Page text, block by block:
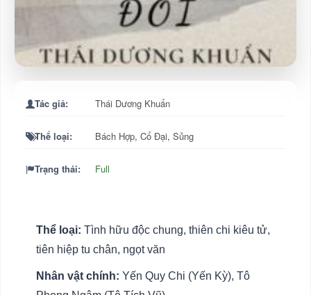
Tác giả: Thái Dương Khuẩn
Thể loại: Bách Hợp, Cổ Đại, Sủng
Trạng thái: Full
Thể loại: Tình hữu độc chung, thiên chi kiêu tử,
tiên hiệp tu chân, ngọt văn
Nhân vật chính: Yến Quy Chi (Yến Kỳ), Tô